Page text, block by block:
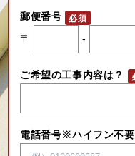
郵便番号
〒
-
ご希望の工事内容は？
電話番号※ハイフン不要